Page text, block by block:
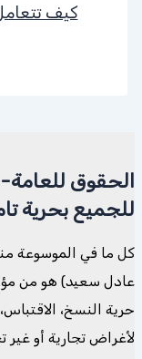
كيف
الحقوق
للجميع بحرية
كل ما في الموسوعة
عادل سعيد) هو من
حرية النسخ، الاقتباس،
لأغراض تجارية أو غير